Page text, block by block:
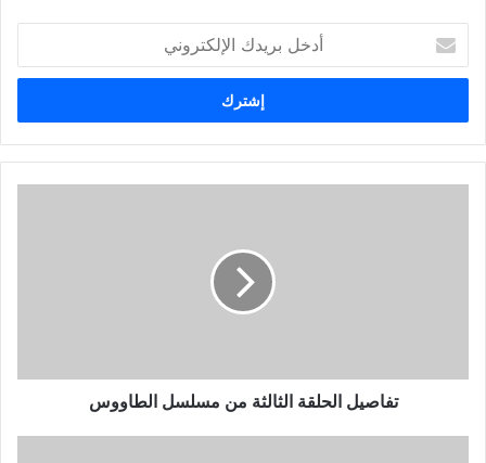
خ
ب
ر
ر
تفاصيل الحلقة الثالثة من مسلسل الطاووس